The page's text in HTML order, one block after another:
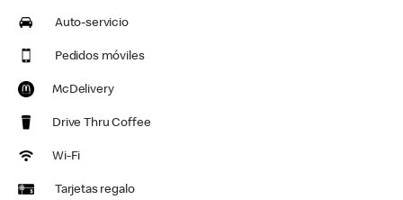
Auto-servicio
Pedidos móviles
McDelivery
Drive Thru Coffee
Wi-Fi
Tarjetas regalo